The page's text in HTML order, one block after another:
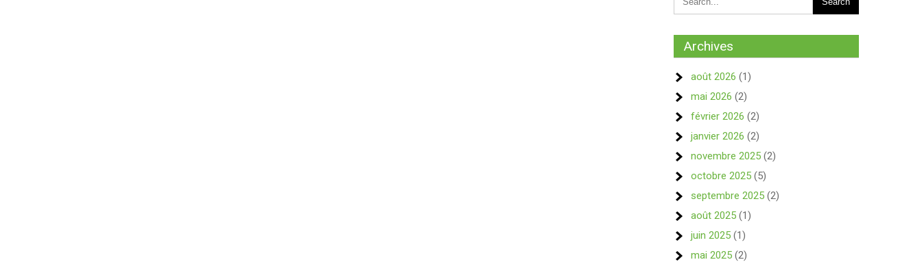
Archives
août 2026 (1)
mai 2026 (2)
février 2026 (2)
janvier 2026 (2)
novembre 2025 (2)
octobre 2025 (5)
septembre 2025 (2)
août 2025 (1)
juin 2025 (1)
mai 2025 (2)